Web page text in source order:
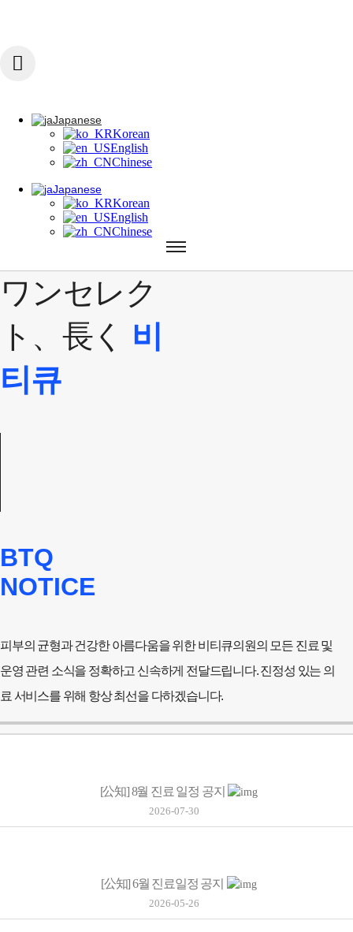
Japanese
Korean
English
Chinese
Japanese
Korean
English
Chinese
Japanese
Korean
English
ワンセレク
ト、長く 비
티큐
BTQ
NOTICE
피부의 균형과 건강한 아름다움을 위한 비티큐의원의 모든 진료 및
운영 관련 소식을 정확하고 신속하게 전달드립니다. 진정성 있는 의
료 서비스를 위해 항상 최선을 다하겠습니다.
[公知]8월 진료 일정 공지
2026-07-30
[公知]6월 진료일정 공지
2026-05-26